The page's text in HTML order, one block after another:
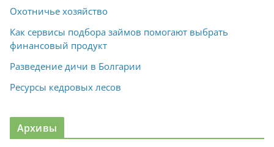
Охотничье хозяйство
Как сервисы подбора займов помогают выбрать
финансовый продукт
Разведение дичи в Болгарии
Ресурсы кедровых лесов
Архивы